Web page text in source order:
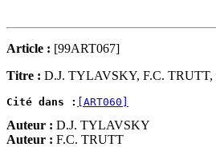
Article : [99ART067]
Titre : D.J. TYLAVSKY, F.C. TRUTT,
Cité dans : [ART060]
Auteur : D.J. TYLAVSKY
Auteur : F.C. TRUTT